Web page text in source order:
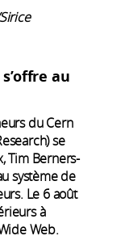
au
du Cern
se
Tim Berners-
système de
Le 6 août
à
Web.